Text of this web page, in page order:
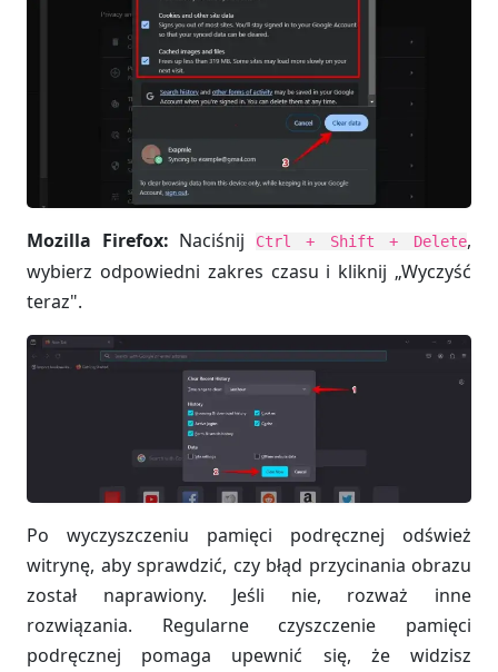
Mozilla Firefox: Naciśnij Ctrl + Shift + Delete,
wybierz odpowiedni zakres czasu i kliknij „Wyczyść
teraz".
Po wyczyszczeniu pamięci podręcznej odśwież
witrynę, aby sprawdzić, czy błąd przycinania obrazu
został naprawiony. Jeśli nie, rozważ inne
rozwiązania. Regularne czyszczenie pamięci
podręcznej pomaga upewnić się, że widzisz